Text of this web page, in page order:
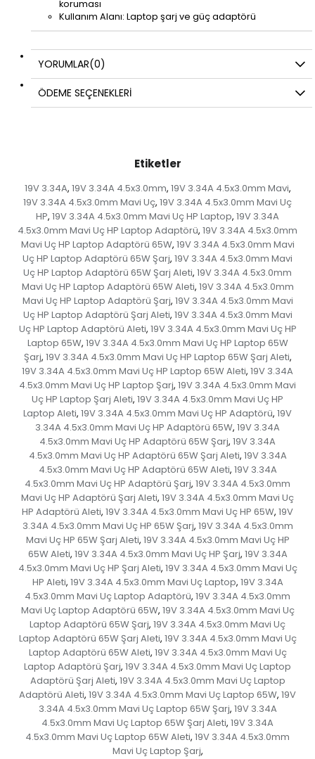
koruması
Kullanım Alanı: Laptop şarj ve güç adaptörü
YORUMLAR(0)
ÖDEME SEÇENEKLERI
Etiketler
19V 3.34A, 19V 3.34A 4.5x3.0mm, 19V 3.34A 4.5x3.0mm Mavi,
19V 3.34A 4.5x3.0mm Mavi Uç, 19V 3.34A 4.5x3.0mm Mavi Uç
HP, 19V 3.34A 4.5x3.0mm Mavi Uç HP Laptop, 19V 3.34A
4.5x3.0mm Mavi Uç HP Laptop Adaptörü, 19V 3.34A 4.5x3.0mm
Mavi Uç HP Laptop Adaptörü 65W, 19V 3.34A 4.5x3.0mm Mavi
Uç HP Laptop Adaptörü 65W Şarj, 19V 3.34A 4.5x3.0mm Mavi
Uç HP Laptop Adaptörü 65W Şarj Aleti, 19V 3.34A 4.5x3.0mm
Mavi Uç HP Laptop Adaptörü 65W Aleti, 19V 3.34A 4.5x3.0mm
Mavi Uç HP Laptop Adaptörü Şarj, 19V 3.34A 4.5x3.0mm Mavi
Uç HP Laptop Adaptörü Şarj Aleti, 19V 3.34A 4.5x3.0mm Mavi
Uç HP Laptop Adaptörü Aleti, 19V 3.34A 4.5x3.0mm Mavi Uç HP
Laptop 65W, 19V 3.34A 4.5x3.0mm Mavi Uç HP Laptop 65W
Şarj, 19V 3.34A 4.5x3.0mm Mavi Uç HP Laptop 65W Şarj Aleti,
19V 3.34A 4.5x3.0mm Mavi Uç HP Laptop 65W Aleti, 19V 3.34A
4.5x3.0mm Mavi Uç HP Laptop Şarj, 19V 3.34A 4.5x3.0mm Mavi
Uç HP Laptop Şarj Aleti, 19V 3.34A 4.5x3.0mm Mavi Uç HP
Laptop Aleti, 19V 3.34A 4.5x3.0mm Mavi Uç HP Adaptörü, 19V
3.34A 4.5x3.0mm Mavi Uç HP Adaptörü 65W, 19V 3.34A
4.5x3.0mm Mavi Uç HP Adaptörü 65W Şarj, 19V 3.34A
4.5x3.0mm Mavi Uç HP Adaptörü 65W Şarj Aleti, 19V 3.34A
4.5x3.0mm Mavi Uç HP Adaptörü 65W Aleti, 19V 3.34A
4.5x3.0mm Mavi Uç HP Adaptörü Şarj, 19V 3.34A 4.5x3.0mm
Mavi Uç HP Adaptörü Şarj Aleti, 19V 3.34A 4.5x3.0mm Mavi Uç
HP Adaptörü Aleti, 19V 3.34A 4.5x3.0mm Mavi Uç HP 65W, 19V
3.34A 4.5x3.0mm Mavi Uç HP 65W Şarj, 19V 3.34A 4.5x3.0mm
Mavi Uç HP 65W Şarj Aleti, 19V 3.34A 4.5x3.0mm Mavi Uç HP
65W Aleti, 19V 3.34A 4.5x3.0mm Mavi Uç HP Şarj, 19V 3.34A
4.5x3.0mm Mavi Uç HP Şarj Aleti, 19V 3.34A 4.5x3.0mm Mavi Uç
HP Aleti, 19V 3.34A 4.5x3.0mm Mavi Uç Laptop, 19V 3.34A
4.5x3.0mm Mavi Uç Laptop Adaptörü, 19V 3.34A 4.5x3.0mm
Mavi Uç Laptop Adaptörü 65W, 19V 3.34A 4.5x3.0mm Mavi Uç
Laptop Adaptörü 65W Şarj, 19V 3.34A 4.5x3.0mm Mavi Uç
Laptop Adaptörü 65W Şarj Aleti, 19V 3.34A 4.5x3.0mm Mavi Uç
Laptop Adaptörü 65W Aleti, 19V 3.34A 4.5x3.0mm Mavi Uç
Laptop Adaptörü Şarj, 19V 3.34A 4.5x3.0mm Mavi Uç Laptop
Adaptörü Şarj Aleti, 19V 3.34A 4.5x3.0mm Mavi Uç Laptop
Adaptörü Aleti, 19V 3.34A 4.5x3.0mm Mavi Uç Laptop 65W, 19V
3.34A 4.5x3.0mm Mavi Uç Laptop 65W Şarj, 19V 3.34A
4.5x3.0mm Mavi Uç Laptop 65W Şarj Aleti, 19V 3.34A
4.5x3.0mm Mavi Uç Laptop 65W Aleti, 19V 3.34A 4.5x3.0mm
Mavi Uç Laptop Şarj,